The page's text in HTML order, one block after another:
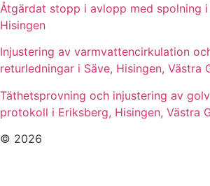
Åtgärdat stopp i avlopp med spolning i
Hisingen
Injustering av varmvattencirkulation
returledningar i Säve, Hisingen, Västra
Täthetsprovning och injustering av
protokoll i Eriksberg, Hisingen, Västra
© 2026